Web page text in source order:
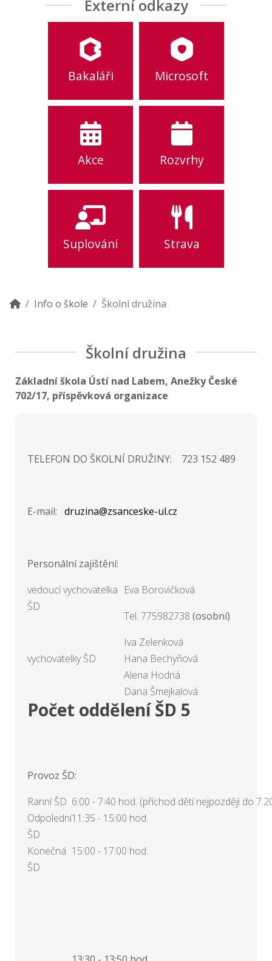
Externí odkazy
Bakaláři Microsoft
Akce Rozvrhy
Suplování Strava
Info o škole Školní družina
Školní družina
Základní škola Ústí nad Labem, Anežky České
702/17, příspěvková organizace
TELEFON DO ŠKOLNÍ DRUŽINY: 723 152 489
E-mail: druzina@zsanceske-ul.cz
Personální zajištění:
vedoucí vychovatelka
ŠD
Eva Borovičková
Tel. 775982738 (osobní)
vychovatelky ŠD
Iva Zelenková
Hana Bechyňová
Alena Hodná
Dana Šmejkalová
Počet oddělení ŠD 5
Provoz ŠD:
Ranní ŠD 6:00 - 7:40 hod. (příchod dětí nejpozději do
Odpolední
ŠD
11:35 - 15:00 hod.
Konečná
ŠD
15:00 - 17:00 hod.